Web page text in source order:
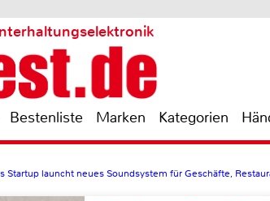
Bestenliste Marken Kategorien
Startup launcht neues Soundsystem für Geschäfte,